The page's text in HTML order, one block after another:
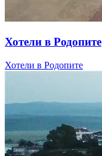
Хотели в Родопите
Хотели в Родопите